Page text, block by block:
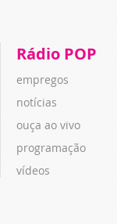
Rádio POP
empregos
notícias
ouça ao vivo
programação
vídeos